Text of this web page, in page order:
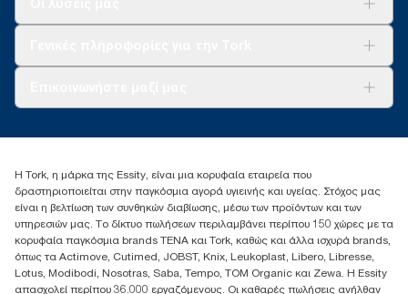
+302102705722
17th klm.National Road Athens-Lamia &2 Kalamatas
14564 N.Kifissia, Athens-Greece
Mob: +306932474930 (για Ελλάδα & Κύπρο)
Η Tork, η μάρκα της Essity, είναι μια κορυφαία εταιρεία που
δραστηριοποιείται στην παγκόσμια αγορά υγιεινής και υγείας. Στόχος μας
είναι η βελτίωση των συνθηκών διαβίωσης, μέσω των προϊόντων και των
υπηρεσιών μας. Το δίκτυο πωλήσεων περιλαμβάνει περίπου 150 χώρες με τα
κορυφαία παγκόσμια brands TENA και Tork, καθώς και άλλα ισχυρά brands,
όπως τα Actimove, Cutimed, JOBST, Knix, Leukoplast, Libero, Libresse,
Lotus, Modibodi, Nosotras, Saba, Tempo, TOM Organic και Zewa. Η Essity
απασχολεί περίπου 36.000 εργαζόμενους. Οι καθαρές πωλήσεις ανήλθαν